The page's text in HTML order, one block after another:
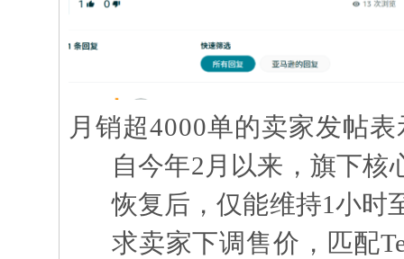
月销超4000单的卖家发帖表
自今年2月以来，旗下核
恢复后，仅能维持1小时
求卖家下调售价，匹配